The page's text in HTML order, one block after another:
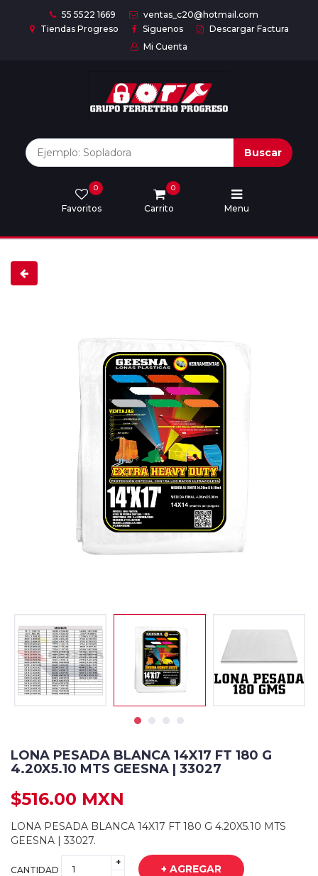
55 5522 1669
ventas_c20@hotmail.com
Tiendas Progreso
Siguenos
Descargar Factura
Mi Cuenta
Buscar
Favoritos
0
Carrito
0
Menu
Marcas
Descargar
LONA PESADA BLANCA 14X17 FT 180 G
4.20X5.10 MTS GEESNA | 33027
$516.00 MXN
LONA PESADA BLANCA 14X17 FT 180 G 4.20X5.10 MTS
GEESNA | 33027.
CANTIDAD
+
+ AGREGAR